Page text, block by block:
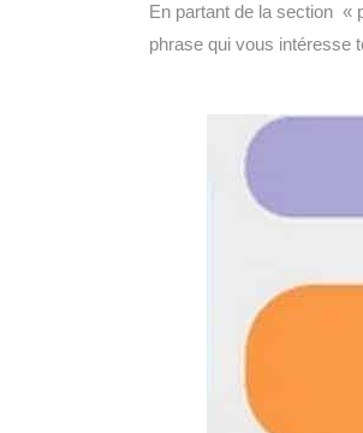
En partant de la section «
phrase qui vous intéresse